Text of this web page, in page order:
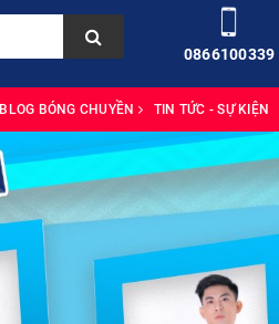
0866100339
BLOG BÓNG CHUYỀN TIN TỨC - SỰ KIỆN